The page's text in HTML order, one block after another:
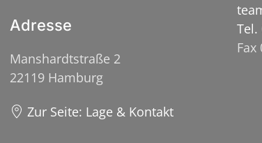
Adresse
Manshardtstraße 2
22119 Hamburg
Zur Seite: Lage & Kontakt
Tel.
Fax